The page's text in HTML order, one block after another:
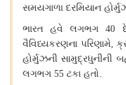
સમયગાળા દરમિયાન
ભારત
હવે લગભગ 40
વૈવિધ્યકરણના પરિણામે,
હોર્મુઝની સામુદ્રધુનીની
લગભગ 55 ટકા હતો.